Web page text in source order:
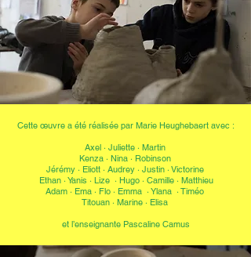
Cette œuvre a été réalisée par Marie Heughebaert avec :
Axel · Juliette · Martin
Kenza · Nina · Robinson
Jérémy · Eliott · Audrey · Justin · Victorine
Ethan · Yanis · Lize · Hugo · Camille · Matthieu
Adam · Ema · Flo · Emma · Ylana · Timéo
Titouan · Marine · Elisa
et l’enseignante Pascaline Camus